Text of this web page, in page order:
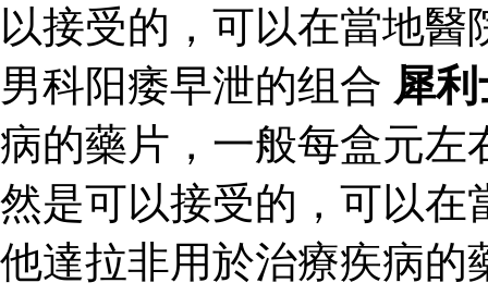
以接受的，可以在當地醫
男科阳痿早泄的组合 犀
病的藥片，一般每盒元左
然是可以接受的，可以在
他達拉非用於治療疾病的